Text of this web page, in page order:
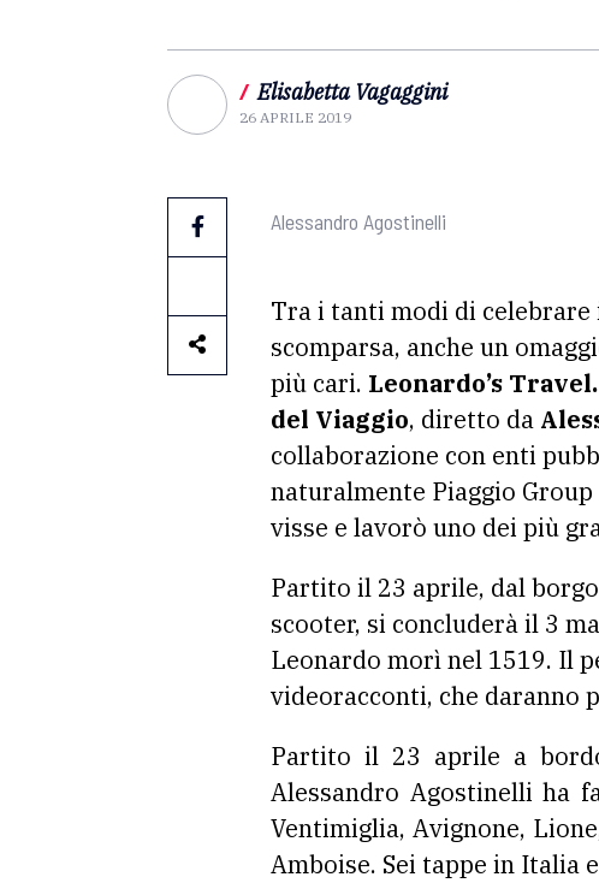
/ Elisabetta Vagaggini
26 APRILE 2019
Alessandro Agostinelli
Tra i tanti modi di celebrare
scomparsa, anche un
più cari. Leonardo’s
del Viaggio, diretto da
collaborazione con enti
naturalmente Piaggio
visse e lavorò uno dei più
Partito il 23 aprile, dal
scooter, si concluderà il 3
Leonardo morì nel 1519. Il
videoracconti, che daranno
Partito il 23 aprile a
Alessandro Agostinelli ha
Ventimiglia, Avignone,
Amboise. Sei tappe in Italia